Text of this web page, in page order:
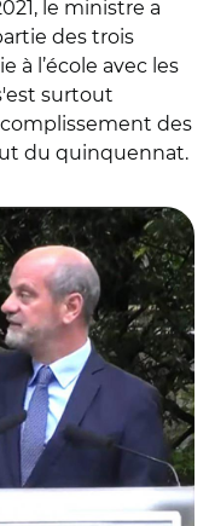
le ministre a
des trois
à l’école avec les
surtout
des
du quinquennat.
nationale et des